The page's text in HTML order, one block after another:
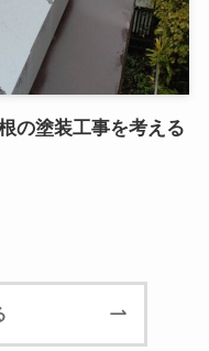
の塗装工事を考える